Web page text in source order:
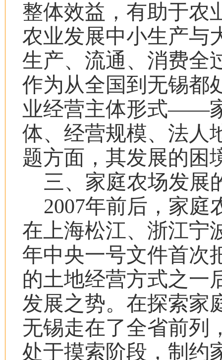
整体效益，有助于农
农业发展中小生产与
生产、流通、消费全
作为从全国到无锡都
业经营主体形式——
体、经营规模、法人
题方面，其发展的困
三、家庭农场发展
2007年前后，家庭
在上海松江、浙江宁
年中央一号文件首次
的土地经营方式之一
发展之势。在探索家
无锡走在了全省前列
处于摸索阶段，制约